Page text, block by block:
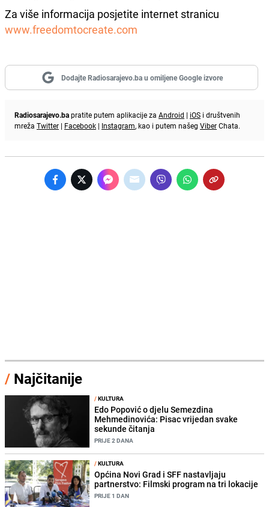
Za više informacija posjetite internet stranicu
www.freedomtocreate.com
Dodajte Radiosarajevo.ba u omiljene Google izvore
Radiosarajevo.bapratite putem aplikacije za Android | iOS i društvenih
mreža Twitter | Facebook | Instagram, kao i putem našeg ViberChata.
/ Najčitanije
/KULTURA
Edo Popović o djelu Semezdina
Mehmedinovića: Pisac vrijedan svake
sekunde čitanja
PRIJE 2 DANA
/KULTURA
Općina Novi Grad i SFF nastavljaju
partnerstvo: Filmski program na tri lokacije
PRIJE 1 DAN